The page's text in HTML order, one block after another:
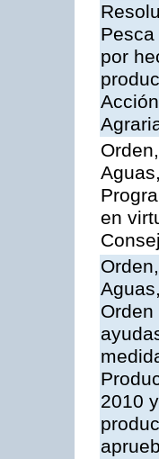
por
en
2010